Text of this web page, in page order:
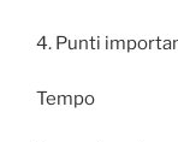
4. Punti
Tempo